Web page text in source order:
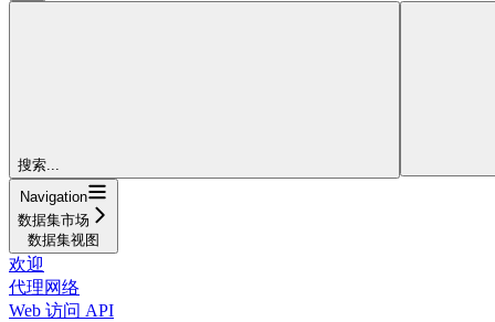
搜索...
Navigation
数据集市场
数据集视图
欢迎
代理网络
Web 访问 API